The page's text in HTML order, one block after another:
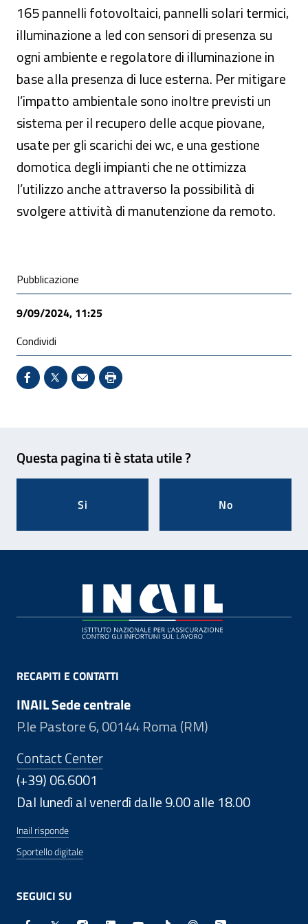
165 pannelli fotovoltaici, pannelli solari termici,
illuminazione a led con sensori di presenza su
ogni ambiente e regolatore di illuminazione in
base alla presenza di luce esterna. Per mitigare
l’impatto ambientale sono inoltre previsti un
sistema per il recupero delle acque piovane,
usate per gli scarichi dei wc, e una gestione
domotica degli impianti che ne ottimizza
l’utilizzo anche attraverso la possibilità di
svolgere attività di manutenzione da remoto.
Condivisione social
Pubblicazione
9/09/2024, 11:25
Condividi
Condividi su Facebook - Sito esterno - Apertura in
X - Sito esterno - Apertura in nuova finestra
Invio Mail: apre il programma di posta
Stampa pagina: scelta meno
Questa pagina ti è stata utile ?
Si No
RECAPITI E CONTATTI
INAIL Sede centrale
P.le Pastore 6, 00144 Roma (RM)
Contact Center
(+39) 06.6001
Dal lunedì al venerdì dalle 9.00 alle 18.00
Inail risponde
Sportello digitale
SEGUICI SU